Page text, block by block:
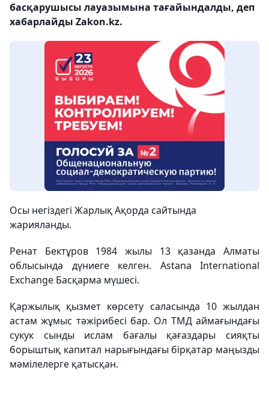
басқарушысы лауазымына тағайындалды, деп
хабарлайды Zakon.kz.
Осы негіздегі Жарлық Ақорда сайтында
жарияланды.
Ренат Бектұров 1984 жылы 13 қазанда Алматы
облысында дүниеге келген. Astana International
Exchange Басқарма мүшесі.
Қаржылық қызмет көрсету саласында 10 жылдан
астам жұмыс тәжірибесі бар. Ол ТМД аймағындағы
сукук сынды ислам бағалы қағаздары сияқты
борыштық капитал нарығындағы бірқатар маңызды
мәмілелерге қатысқан.